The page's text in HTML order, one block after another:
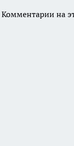
Комментарии на